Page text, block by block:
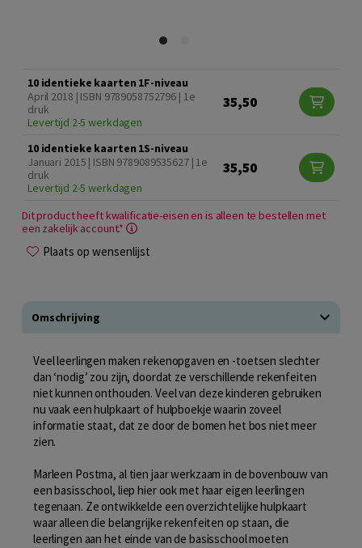
10 identieke kaarten 1F-niveau
April 2018 | ISBN 9789058752796 | 1e
druk
Levertijd 2-5 werkdagen
35,50
10 identieke kaarten 1S-niveau
Januari 2015 | ISBN 9789089535627 | 1e
druk
Levertijd 2-5 werkdagen
35,50
Dit product heeft kwalificatie-eisen en is alleen te bestellen met
een zakelijk account.*
Plaats op wensenlijst
Omschrijving
Veel leerlingen maken rekenopgaven en -toetsen slechter
dan ‘nodig’ zou zijn, doordat ze verschillende rekenfeiten
niet kunnen onthouden. Veel van deze kinderen gebruiken
nu vaak een hulpkaart of hulpboekje waarin zoveel
informatie staat, dat ze door de bomen het bos niet meer
zien.
Marleen Postma, al tien jaar werkzaam in de bovenbouw van
een basisschool, liep hier ook met haar eigen leerlingen
tegenaan. Ze ontwikkelde een overzichtelijke hulpkaart
waar alleen die belangrijke rekenfeiten op staan, die
leerlingen aan het einde van de basisschool moeten